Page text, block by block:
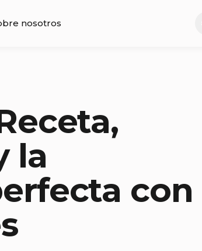
nosotros
la
con